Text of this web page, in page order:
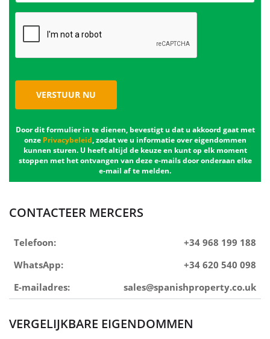
VERSTUUR NU
Door dit formulier in te dienen, bevestigt u dat u akkoord gaat met
onze Privacybeleid, zodat we u informatie over eigendommen
kunnen sturen. U heeft altijd de keuze en kunt op elk moment
stoppen met het ontvangen van deze e-mails door onderaan elke
e-mail af te melden.
CONTACTEER MERCERS
Telefoon:
+34 968 199 188
WhatsApp:
+34 620 540 098
E-mailadres:
sales@spanishproperty.co.uk
VERGELIJKBARE EIGENDOMMEN